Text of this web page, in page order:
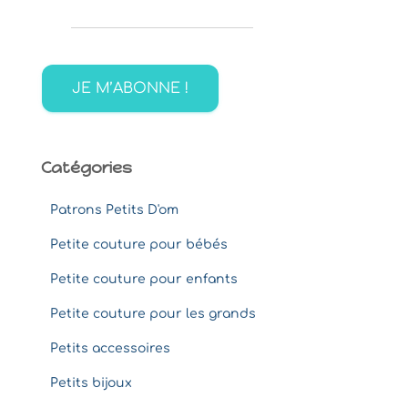
h
r
Catégories
Patrons Petits D'om
Petite couture pour bébés
Petite couture pour enfants
Petite couture pour les grands
Petits accessoires
Petits bijoux